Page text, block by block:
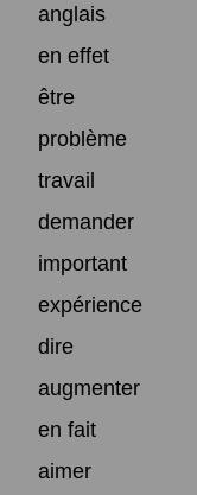
anglais
en effet
être
problème
travail
demander
important
expérience
dire
augmenter
en fait
aimer